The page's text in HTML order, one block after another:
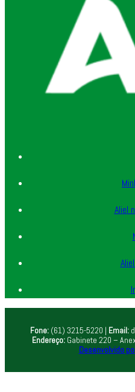
Aliel
Fone: (61) 3215-5220 | Email:
Endereço: Gabinete 220 –
Desenvolvido